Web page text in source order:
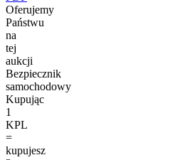
Oferujemy
Państwu
na
tej
aukcji
Bezpiecznik
samochodowy
Kupując
1
KPL
=
kupujesz